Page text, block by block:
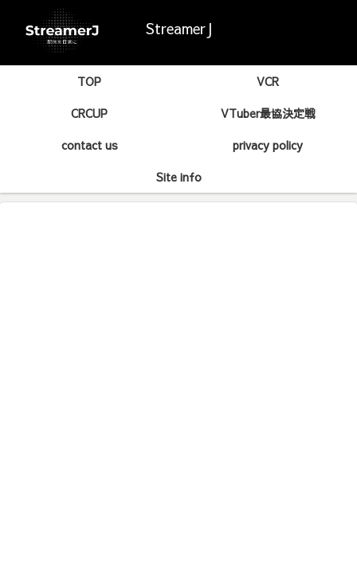
StreamerJ
TOP
VCR
CRCUP
VTuber最協決定戦
contact us
privacy policy
Site info